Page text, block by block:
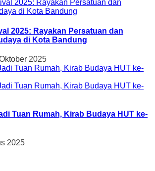
2025: Rayakan Persatuan dan
di Kota Bandung
2025
Tuan Rumah, Kirab Budaya HUT ke-
2025